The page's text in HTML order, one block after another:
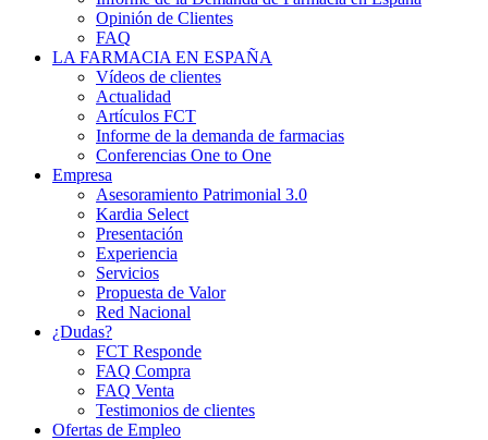
Opinión de Clientes
FAQ
LA FARMACIA EN ESPAÑA
Vídeos de clientes
Actualidad
Artículos FCT
Informe de la demanda de farmacias
Conferencias One to One
Empresa
Asesoramiento Patrimonial 3.0
Kardia Select
Presentación
Experiencia
Servicios
Propuesta de Valor
Red Nacional
¿Dudas?
FCT Responde
FAQ Compra
FAQ Venta
Testimonios de clientes
Ofertas de Empleo